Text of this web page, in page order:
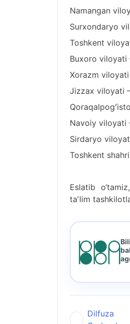
Namangan
Surxondaryo
Toshkent
Buxoro viloyati
Xorazm
Jizzax viloyati
Navoiy viloyati
Sirdaryo
Toshkent
Eslatib
taʼlim
Dilfuza